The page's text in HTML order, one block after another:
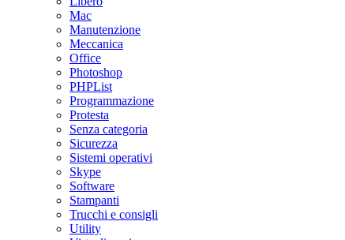
Mac
Manutenzione
Meccanica
Office
Photoshop
PHPList
Programmazione
Protesta
Senza categoria
Sicurezza
Sistemi operativi
Skype
Software
Stampanti
Trucchi e consigli
Utility